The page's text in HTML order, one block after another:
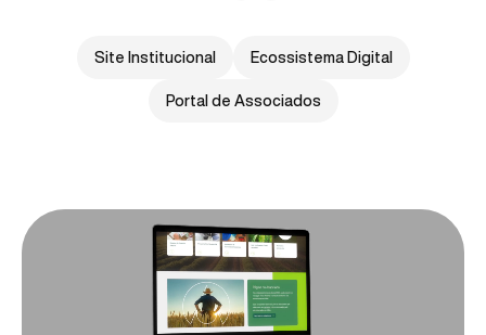
Site Institucional Ecossistema Digital
Portal de Associados